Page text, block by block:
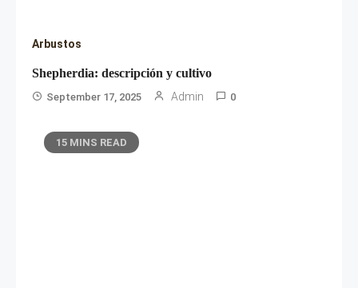
Arbustos
Shepherdia: descripción y cultivo
September 17, 2025 Admin 0
15 MINS READ